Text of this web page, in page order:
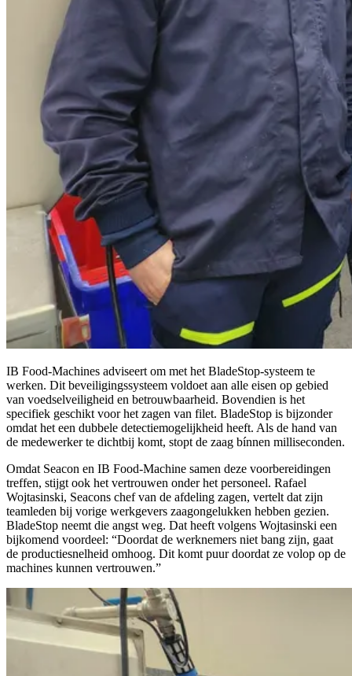
IB Food-Machines adviseert om met het BladeStop-systeem te
werken. Dit beveiligingssysteem voldoet aan alle eisen op gebied
van voedselveiligheid en betrouwbaarheid. Bovendien is het
specifiek geschikt voor het zagen van filet. BladeStop is bijzonder
omdat het een dubbele detectiemogelijkheid heeft. Als de hand van
de medewerker te dichtbij komt, stopt de zaag bínnen milliseconden.
Omdat Seacon en IB Food-Machine samen deze voorbereidingen
treffen, stijgt ook het vertrouwen onder het personeel. Rafael
Wojtasinski, Seacons chef van de afdeling zagen, vertelt dat zijn
teamleden bij vorige werkgevers zaagongelukken hebben gezien.
BladeStop neemt die angst weg. Dat heeft volgens Wojtasinski een
bijkomend voordeel: “Doordat de werknemers niet bang zijn, gaat
de productiesnelheid omhoog. Dit komt puur doordat ze volop op de
machines kunnen vertrouwen.”